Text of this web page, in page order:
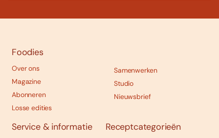
Foodies
Over ons
Magazine
Abonneren
Losse edities
Samenwerken
Studio
Nieuwsbrief
Service & informatie Receptcategorieën